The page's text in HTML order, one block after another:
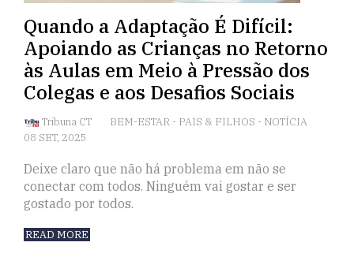
Quando a Adaptação É Difícil:
Apoiando as Crianças no Retorno
às Aulas em Meio à Pressão dos
Colegas e aos Desafios Sociais
Tribuna CT BEM-ESTAR - PAIS & FILHOS - NOTÍCIA
08 SET, 2025
Deixe claro que não há problema em não se
conectar com todos. Ninguém vai gostar e ser
gostado por todos.
READ MORE